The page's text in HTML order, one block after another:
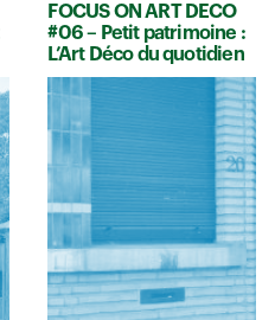
FOCUS ON ART DECO
#06 – Petit patrimoine :
L’Art Déco du quotidien